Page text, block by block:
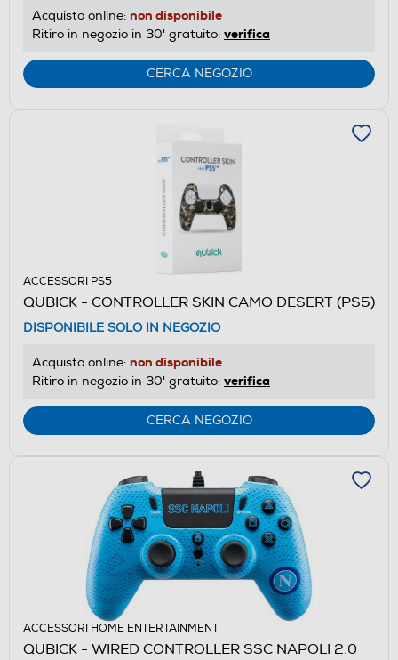
Acquisto online: non disponibile
Ritiro in negozio in 30' gratuito: verifica
CERCA NEGOZIO
ACCESSORI PS5
QUBICK - CONTROLLER SKIN CAMO DESERT (PS5)
DISPONIBILE SOLO IN NEGOZIO
Acquisto online: non disponibile
Ritiro in negozio in 30' gratuito: verifica
CERCA NEGOZIO
ACCESSORI HOME ENTERTAINMENT
QUBICK - WIRED CONTROLLER SSC NAPOLI 2.0